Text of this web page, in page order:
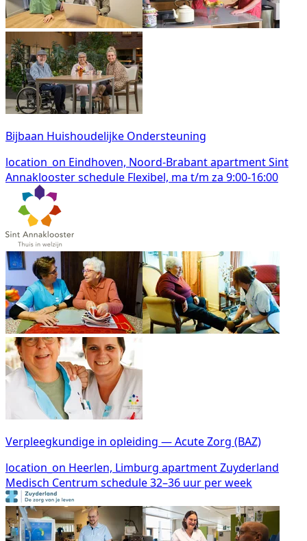
Bijbaan Huishoudelijke Ondersteuning
location_on Eindhoven, Noord-BrabantapartmentSint
Annakloosterschedule Flexibel, ma t/m za 9:00-16:00
Verpleegkundige in opleiding — Acute Zorg (BAZ)
location_on Heerlen, Limburg apartmentZuyderland
Medisch Centrum schedule32–36 uur per week